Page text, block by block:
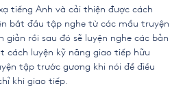
tiếng Anh và cải thiện được cách
bắt đầu tập nghe từ các mẩu truyện
giản rồi sau đó sẽ luyện nghe các bản
luyện kỹ năng giao tiếp hữu
tập trước gương khi nói để điều
khi giao tiếp.